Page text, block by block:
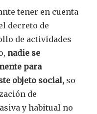
tener en cuenta
decreto de
de actividades
nadie se
para
objeto social, so
de
y habitual no